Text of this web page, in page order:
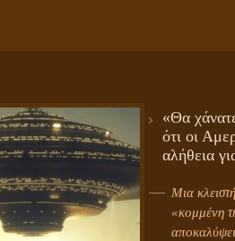
«Θα
ότι οι
αλήθεια
Μια
«κομμένη